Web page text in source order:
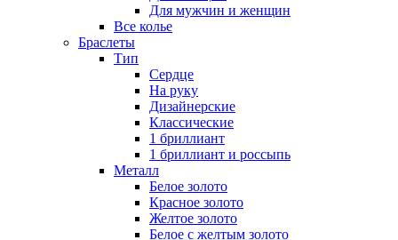
Для мужчин и женщин
Все колье
Браслеты
Тип
Сердце
На руку
Дизайнерские
Классические
1 бриллиант
1 бриллиант и россыпь
Металл
Белое золото
Красное золото
Желтое золото
Белое с желтым золото